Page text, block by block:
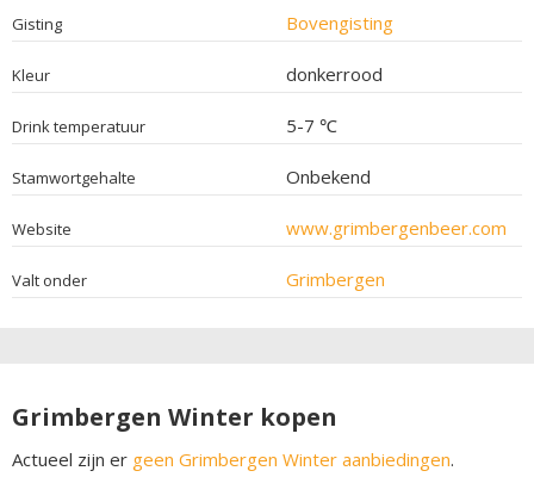
Gisting Bovengisting
Kleur donkerrood
Drink temperatuur 5-7 ℃
Stamwortgehalte Onbekend
Website www.grimbergenbeer.com
Valt onder Grimbergen
Grimbergen Winter kopen
Actueel zijn er geen Grimbergen Winter aanbiedingen.